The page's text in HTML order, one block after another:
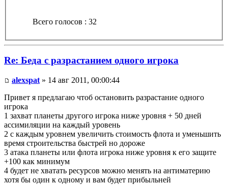
Всего голосов : 32
Re: Беда с разрастанием одного игрока
alexspat » 14 авг 2011, 00:00:44
Привет я предлагаю чтоб остановить разрастание одного
игрока
1 захват планеты другого игрока ниже уровня + 50 дней
ассимиляции на каждый уровень
2 с каждым уровнем увеличить стоимость флота и уменьшить
время строительства быстрей но дороже
3 атака планеты или флота игрока ниже уровня к его защите
+100 как минимум
4 будет не хватать ресурсов можно менять на антиматерию
хотя бы один к одному и вам будет прибыльней